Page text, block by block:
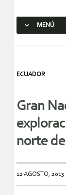
MENÚ
ECUADOR
Gran
norte
12 AGOSTO, 2013